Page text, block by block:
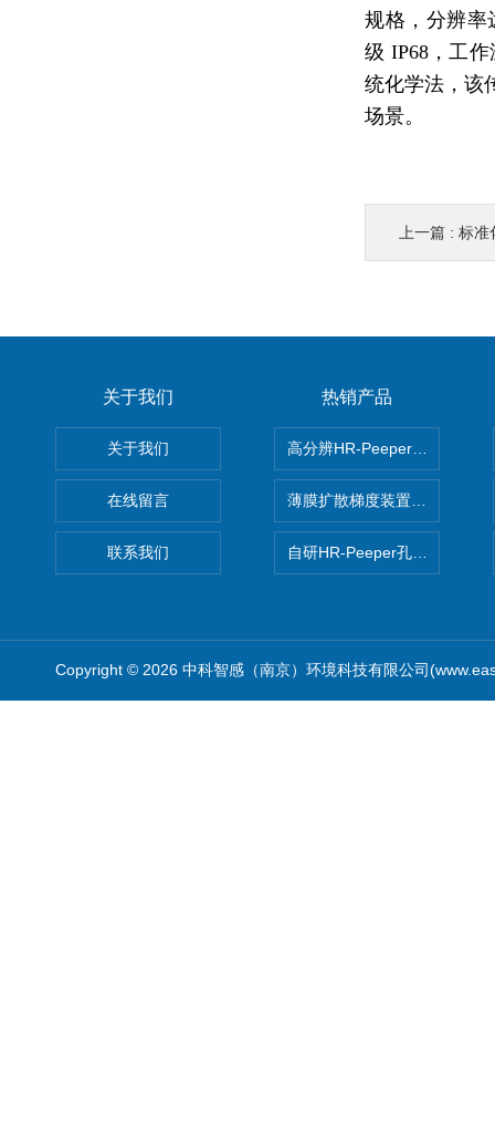
规格，分辨率
级 IP68，工
统化学法，该
场景。
上一篇 : 标准化通
关于我们
关于我们
在线留言
联系我们
热销产品
高分辨HR-Peeper采样器孔隙
薄膜扩散梯度装置 Agl DGT
自研HR-Peeper孔隙水采样器
Copyright © 2026 中科智感（南京）环境科技有限公司